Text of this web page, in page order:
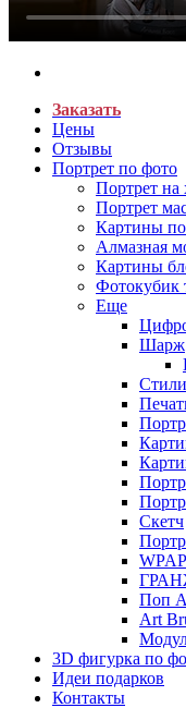
Заказать
Цены
Отзывы
Портрет по фото
Портрет на
Портрет
Картины
Алмазная
Картины
Фотокубик
Еще
Шарж
Скетч
WPAP
Поп
Art
3D фигурка по
Идеи подарков
Контакты